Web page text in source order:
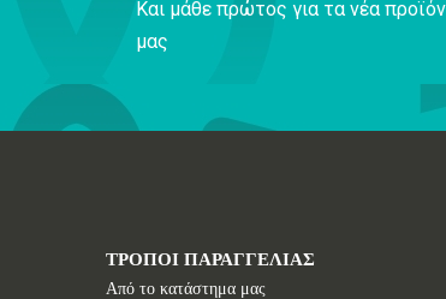
Και μάθε πρώτος για τα νέα
μας
ΤΡΟΠΟΙ ΠΑΡΑΓΓΕΛΙΑΣ
Από το κατάστημα μας